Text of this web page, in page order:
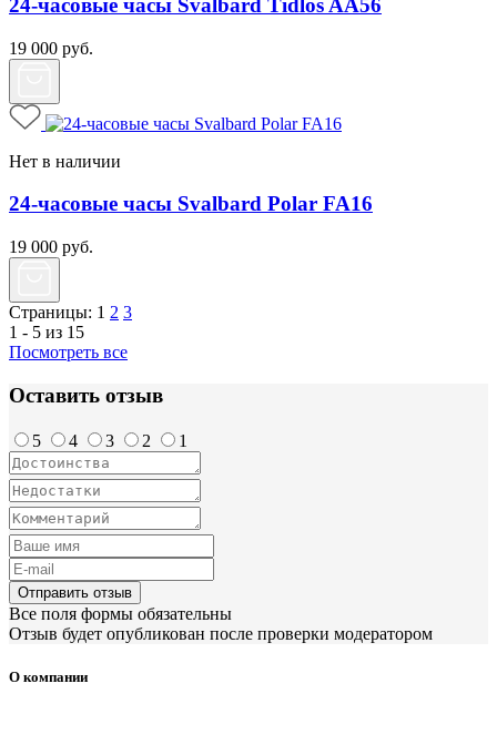
24-часовые часы Svalbard Tidlos AA56
19 000 руб.
Нет в наличии
24-часовые часы Svalbard Polar FA16
19 000 руб.
Страницы: 1 2 3
1 - 5 из 15
Посмотреть все
Оставить отзыв
5 4 3 2 1
Отправить отзыв
Все поля формы обязательны
Отзыв будет опубликован после проверки модератором
О компании